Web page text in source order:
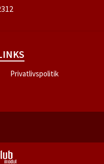
Privatlivspolitik